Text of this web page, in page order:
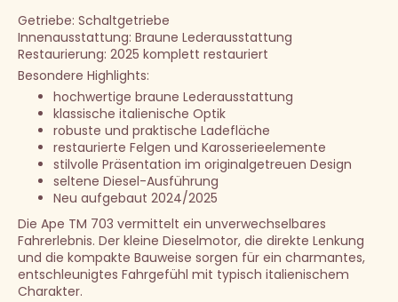
Getriebe: Schaltgetriebe
Innenausstattung: Braune Lederausstattung
Restaurierung: 2025 komplett restauriert
Besondere Highlights:
hochwertige braune Lederausstattung
klassische italienische Optik
robuste und praktische Ladefläche
restaurierte Felgen und Karosserieelemente
stilvolle Präsentation im originalgetreuen Design
seltene Diesel-Ausführung
Neu aufgebaut 2024/2025
Die Ape TM 703 vermittelt ein unverwechselbares
Fahrerlebnis. Der kleine Dieselmotor, die direkte Lenkung
und die kompakte Bauweise sorgen für ein charmantes,
entschleunigtes Fahrgefühl mit typisch italienischem
Charakter.